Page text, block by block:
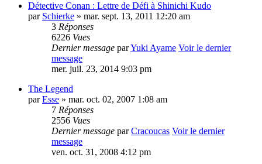
Détective Conan : Lettre de Défi à Shinichi Kudo
par Schierke » mar. sept. 13, 2011 12:20 am
3 Réponses
6226 Vues
Dernier message parYuki Ayame Voir le dernier
message
mer. juil. 23, 2014 9:03 pm
The Legend
parEsse » mar. oct. 02, 2007 1:08 am
7 Réponses
2556 Vues
Dernier message parCracoucas Voir le dernier
message
ven. oct. 31, 2008 4:12 pm